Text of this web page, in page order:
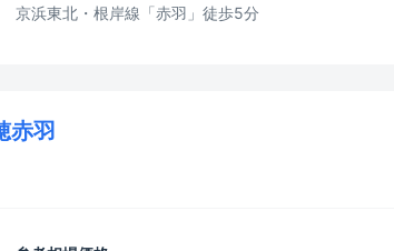
京浜東北・根岸線「赤羽」徒歩5分
赤羽